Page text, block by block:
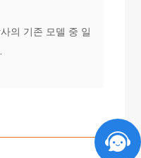
의 기존 모델 중 일